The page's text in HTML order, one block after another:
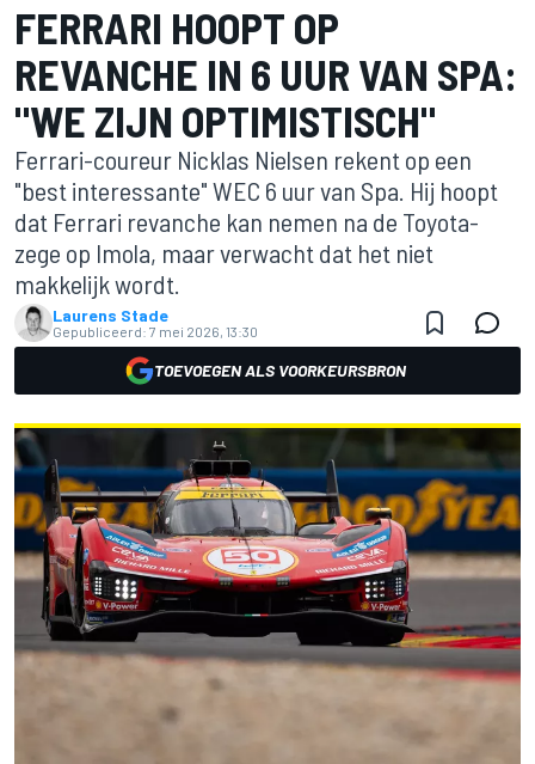
FERRARI HOOPT OP
REVANCHE IN 6 UUR VAN SPA:
"WE ZIJN OPTIMISTISCH"
Ferrari-coureur Nicklas Nielsen rekent op een
"best interessante" WEC 6 uur van Spa. Hij hoopt
dat Ferrari revanche kan nemen na de Toyota-
zege op Imola, maar verwacht dat het niet
makkelijk wordt.
Laurens Stade
Gepubliceerd: 7 mei 2026, 13:30
TOEVOEGEN ALS VOORKEURSBRON